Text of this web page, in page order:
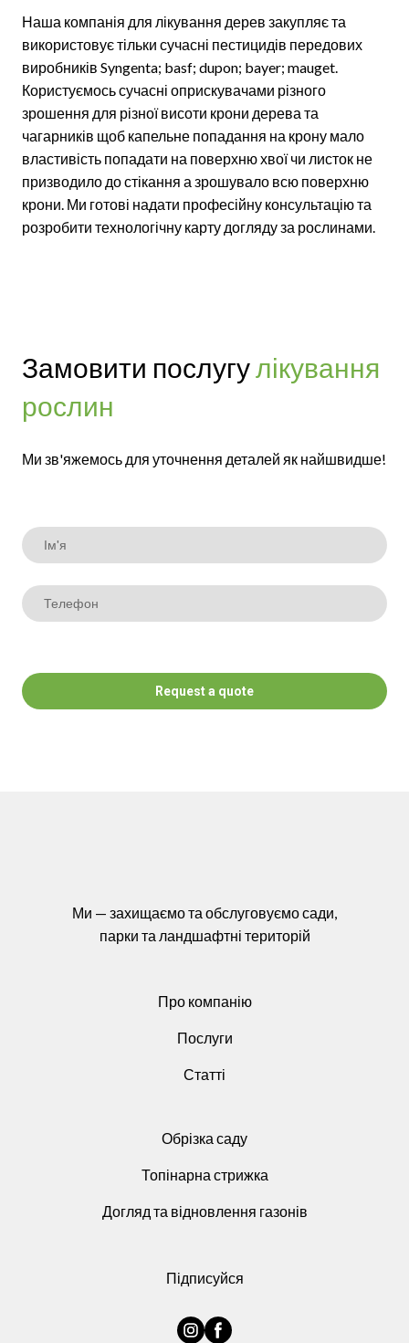
Наша компанія для лікування дерев закупляє та
використовує тільки сучасні пестицидів передових
виробників Syngenta; basf; dupon; bayer; mauget.
Користуємось сучасні оприскувачами різного
зрошення для різної висоти крони дерева та
чагарників щоб капельне попадання на крону мало
властивість попадати на поверхню хвої чи листок не
призводило до стікання а зрошувало всю поверхню
крони. Ми готові надати професійну консультацію та
розробити технологічну карту догляду за рослинами.
Замовити послугулікування
рослин
Ми зв'яжемось для уточнення деталей як найшвидше!
Request a quote
Ми — захищаємо та обслуговуємо сади,
парки та ландшафтні територій
Про компанію
Послуги
Статті
Обрізка саду
Топінарна стрижка
Догляд та відновлення газонів
Підписуйся